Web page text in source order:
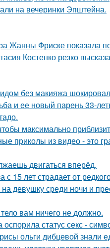
на вечеринки Эпштейна.
Жанны Фриске показала
Костенко резко
без макияжа
и ее новый парень 33-
максимально
приколы из видео - это
двигаться вперёд.
15 лет страдает от
девушку среди ночи и
вам ничего не должно.
статус секс -
ольги дибцевой знали